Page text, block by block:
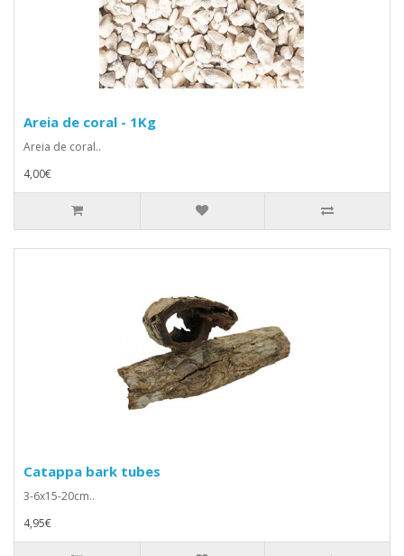
Areia de coral - 1Kg
Areia de coral..
4,00€
Catappa bark tubes
3-6x15-20cm..
4,95€